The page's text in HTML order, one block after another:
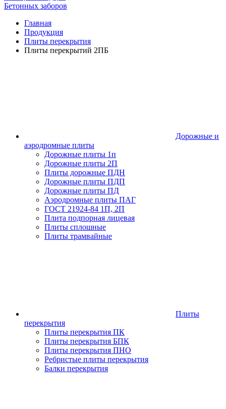
Бетонных заборов
Главная
Продукция
Плиты перекрытия
Плиты перекрытий 2ПБ
Дорожные и
аэродромные плиты
Дорожные плиты 1п
Дорожные плиты 2П
Плиты дорожные ПДН
Дорожные плиты ПДП
Дорожные плиты ПД
Аэродромные плиты ПАГ
ГОСТ 21924-84 1П, 2П
Плита подпорная лицевая
Плиты сплошные
Плиты трамвайные
Плиты
перекрытия
Плиты перекрытия ПК
Плиты перекрытия БПК
Плиты перекрытия ПНО
Ребристые плиты перекрытия
Балки перекрытия